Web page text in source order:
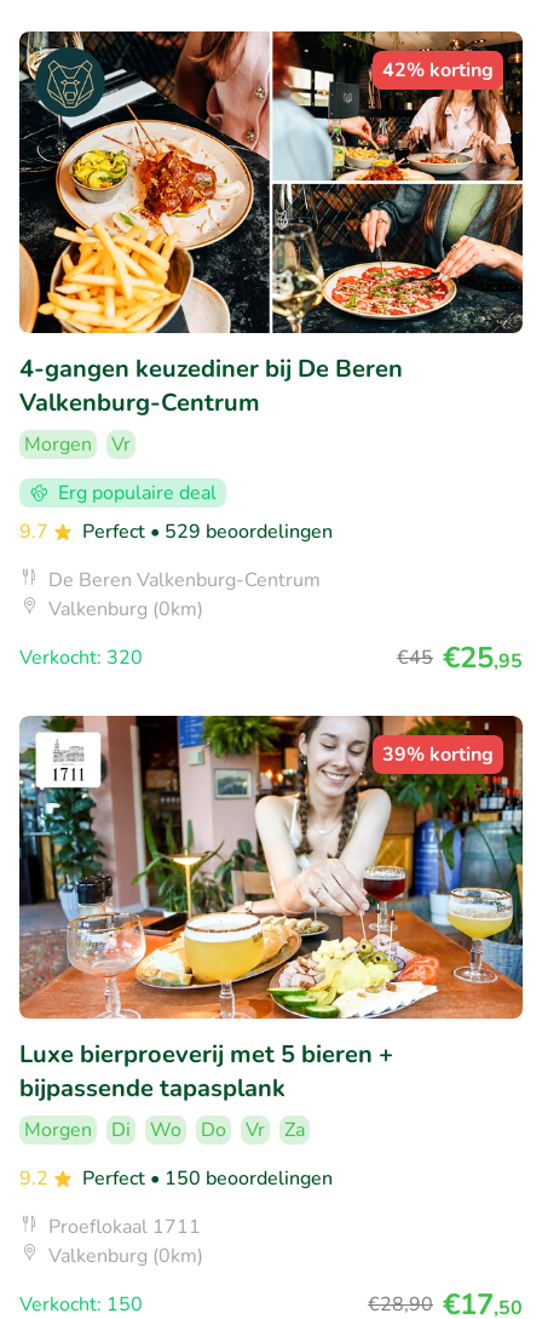
42% korting
4-gangen keuzediner bij De Beren
Valkenburg-Centrum
Morgen
Vr
Erg populaire deal
9.7
Perfect • 529 beoordelingen
De Beren Valkenburg-Centrum
Valkenburg (0km)
Verkocht: 320
€45 €25,95
39% korting
Luxe bierproeverij met 5 bieren +
bijpassende tapasplank
Morgen Di Wo Do Vr
Za
9.2
Perfect • 150 beoordelingen
Proeflokaal 1711
Valkenburg (0km)
Verkocht: 150
€28,90 €17,50